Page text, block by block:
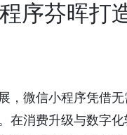
序芬晖打
，微信小程序凭借
在消费升级与数字